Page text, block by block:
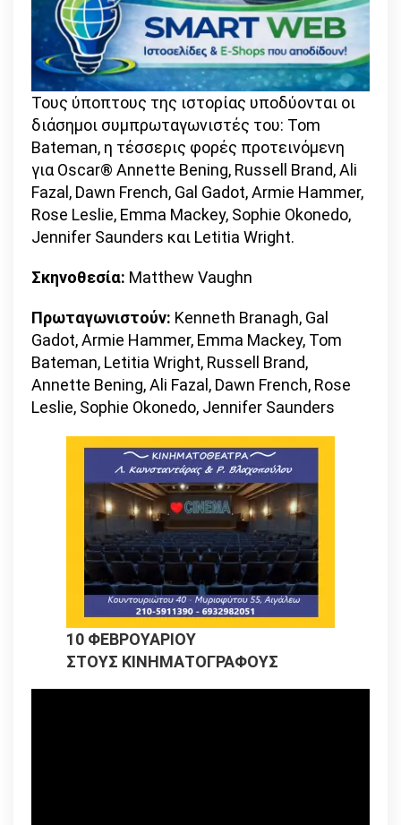
Τους ύποπτους της ιστορίας υποδύονται οι
διάσημοι συμπρωταγωνιστές του: Tom
Bateman, η τέσσερις φορές προτεινόμενη
για Oscar® Annette Bening, Russell Brand, Ali
Fazal, Dawn French, Gal Gadot, Armie Hammer,
Rose Leslie, Emma Mackey, Sophie Okonedo,
Jennifer Saunders και Letitia Wright.
Σκηνοθεσία: Matthew Vaughn
Πρωταγωνιστούν: Kenneth Branagh, Gal
Gadot, Armie Hammer, Emma Mackey, Tom
Bateman, Letitia Wright, Russell Brand,
Annette Bening, Ali Fazal, Dawn French, Rose
Leslie, Sophie Okonedo, Jennifer Saunders
10 ΦΕΒΡΟΥΑΡΙΟΥ
ΣΤΟΥΣ ΚΙΝΗΜΑΤΟΓΡΑΦΟΥΣ